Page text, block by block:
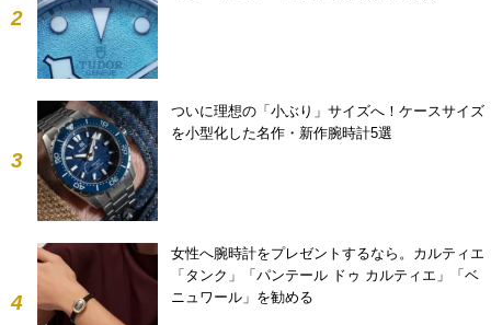
2
3
ついに理想の「小ぶり」サイズへ！ケースサイズ
を小型化した名作・新作腕時計5選
4
女性へ腕時計をプレゼントするなら。カルティエ
「タンク」「パンテール ドゥ カルティエ」「ベ
ニュワール」を勧める